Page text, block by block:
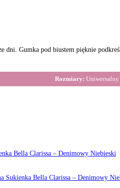
dni. Gumka pod biustem pięknie
Rozmiary: Uniwersalny